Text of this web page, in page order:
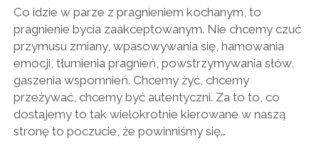
Co idzie w parze z pragnieniem kochanym, to
pragnienie bycia zaakceptowanym. Nie chcemy czuć
przymusu zmiany, wpasowywania się, hamowania
emocji, tłumienia pragnień, powstrzymywania słów,
gaszenia wspomnień. Chcemy żyć, chcemy
przeżywać, chcemy być autentyczni. Za to to, co
dostajemy to tak wielokrotnie kierowane w naszą
stronę to poczucie, że powinniśmy się…